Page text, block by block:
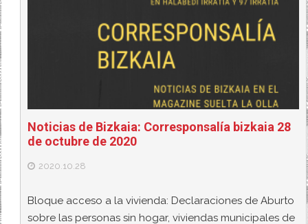
Noticias de Bizkaia: Corresponsalía bizkaia 28
de octubre de 2020
2020.10.28
Bloque acceso a la vivienda: Declaraciones de Aburto
sobre las personas sin hogar, viviendas municipales de